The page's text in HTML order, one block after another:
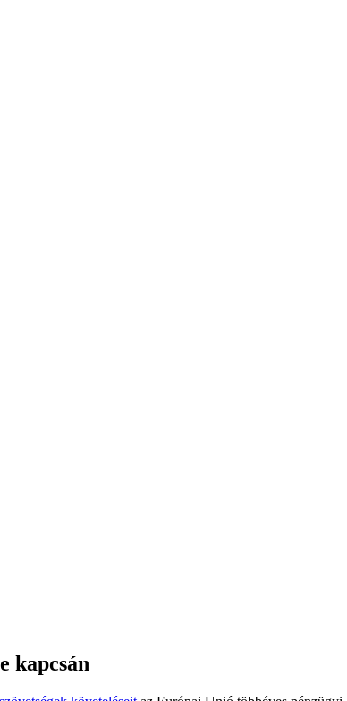
kapcsán